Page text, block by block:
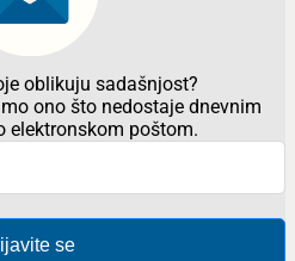
oblikuju sadašnjost?
ono što nedostaje dnevnim
elektronskom poštom.
se